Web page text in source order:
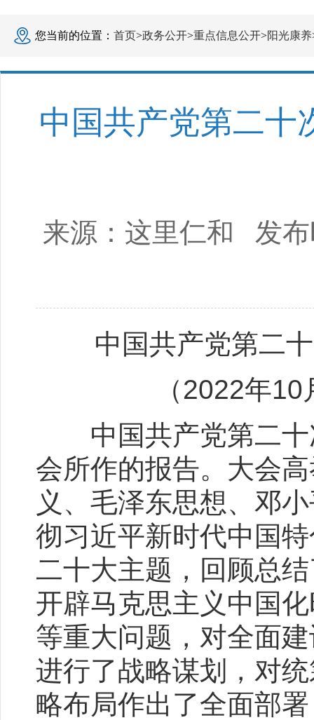
您当前的位置： 首页>政务公开>重点信息公开>阳光康养
中国共产党第二十
来源： 这里仁和 发布
中国共产党第二
（2022年10月
中国共产党第二十
会所作的报告。大会
义、毛泽东思想、邓
彻习近平新时代中国
二十大主题，回顾总
开辟马克思主义中国
等重大问题，对全面
进行了战略谋划，对统
略布局作出了全面部